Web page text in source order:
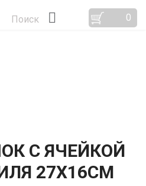
Поиск 0
С ЯЧЕЙКОЙ
27Х16СМ